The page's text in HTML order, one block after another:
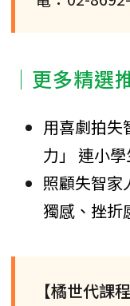
│更多精選
用喜劇拍失
力」 連小
照顧失智
獨感、挫折
【橘世代課程